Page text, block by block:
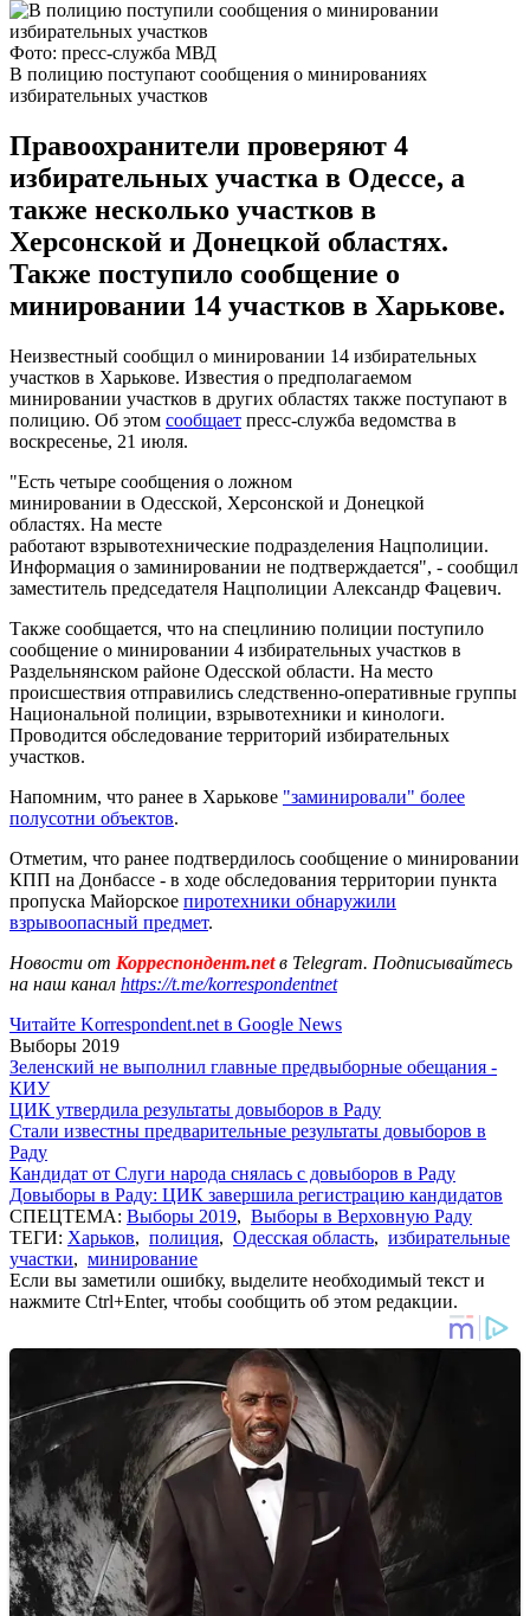
Фото: пресс-служба МВД
В полицию поступают сообщения о минированиях
избирательных участков
Правоохранители проверяют 4
избирательных участка в Одессе, а
также несколько участков в
Херсонской и Донецкой областях.
Также поступило сообщение о
минировании 14 участков в Харькове.
Неизвестный сообщил о минировании 14 избирательных
участков в Харькове. Известия о предполагаемом
минировании участков в других областях также поступают в
полицию. Об этом сообщает пресс-служба ведомства в
воскресенье, 21 июля.
"Есть четыре сообщения о ложном
минировании в Одесской, Херсонской и Донецкой
областях. На месте
работают взрывотехнические подразделения Нацполиции.
Информация о заминировании не подтверждается", - сообщил
заместитель председателя Нацполиции Александр Фацевич.
Также сообщается, что на спецлинию полиции поступило
сообщение о минировании 4 избирательных участков в
Раздельнянском районе Одесской области. На место
происшествия отправились следственно-оперативные группы
Национальной полиции, взрывотехники и кинологи.
Проводится обследование территорий избирательных
участков.
Напомним, что ранее в Харькове "заминировали" более
полусотни объектов.
Отметим, что ранее подтвердилось сообщение о минировании
КПП на Донбассе - в ходе обследования территории пункта
пропуска Майорское пиротехники обнаружили
взрывоопасный предмет.
Новости от Корреспондент.netв Telegram. Подписывайтесь
на наш канал https://t.me/korrespondentnet
Читайте Korrespondent.net в Google News
Выборы 2019
Зеленский не выполнил главные предвыборные обещания -
КИУ
ЦИК утвердила результаты довыборов в Раду
Стали известны предварительные результаты довыборов в
Раду
Кандидат от Слуги народа снялась с довыборов в Раду
Довыборы в Раду: ЦИК завершила регистрацию кандидатов
СПЕЦТЕМА: Выборы 2019, Выборы в Верховную Раду
ТЕГИ: Харьков, полиция, Одесская область, избирательные
участки, минирование
Если вы заметили ошибку, выделите необходимый текст и
нажмите Ctrl+Enter, чтобы сообщить об этом редакции.